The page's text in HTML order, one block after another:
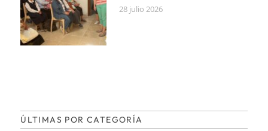
28 julio 2026
ÚLTIMAS POR CATEGORÍA